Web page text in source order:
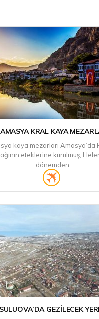
AMASYA KRAL KAYA
kaya mezarları Amasya’da
eteklerine kurulmuş,
dönemden...
SULUOVA’DA GEZILECEK